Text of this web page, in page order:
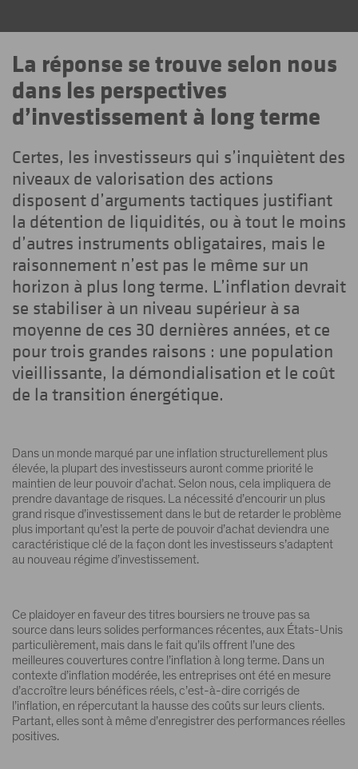
La réponse se trouve selon nous
dans les perspectives
d’investissement à long terme
Certes, les investisseurs qui s’inquiètent des
niveaux de valorisation des actions
disposent d’arguments tactiques justifiant
la détention de liquidités, ou à tout le moins
d’autres instruments obligataires, mais le
raisonnement n’est pas le même sur un
horizon à plus long terme. L’inflation devrait
se stabiliser à un niveau supérieur à sa
moyenne de ces 30 dernières années, et ce
pour trois grandes raisons : une population
vieillissante, la démondialisation et le coût
de la transition énergétique.
Dans un monde marqué par une inflation structurellement plus
élevée, la plupart des investisseurs auront comme priorité le
maintien de leur pouvoir d’achat. Selon nous, cela impliquera de
prendre davantage de risques. La nécessité d’encourir un plus
grand risque d’investissement dans le but de retarder le problème
plus important qu’est la perte de pouvoir d’achat deviendra une
caractéristique clé de la façon dont les investisseurs s’adaptent
au nouveau régime d’investissement.
Ce plaidoyer en faveur des titres boursiers ne trouve pas sa
source dans leurs solides performances récentes, aux États-Unis
particulièrement, mais dans le fait qu’ils offrent l’une des
meilleures couvertures contre l’inflation à long terme. Dans un
contexte d’inflation modérée, les entreprises ont été en mesure
d’accroître leurs bénéfices réels, c’est-à-dire corrigés de
l’inflation, en répercutant la hausse des coûts sur leurs clients.
Partant, elles sont à même d’enregistrer des performances réelles
positives.